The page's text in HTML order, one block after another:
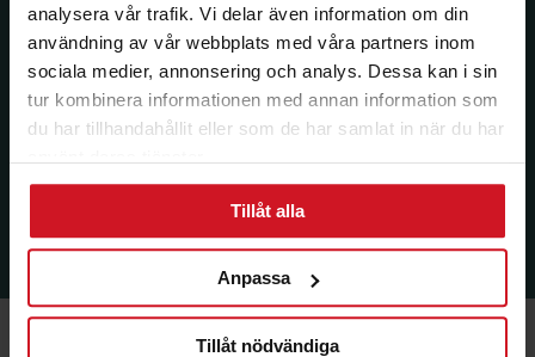
analysera vår trafik. Vi delar även information om din
användning av vår webbplats med våra partners inom
sociala medier, annonsering och analys. Dessa kan i sin
tur kombinera informationen med annan information som
du har tillhandahållit eller som de har samlat in när du har
Tillåt alla
Anpassa
Tillåt nödvändiga